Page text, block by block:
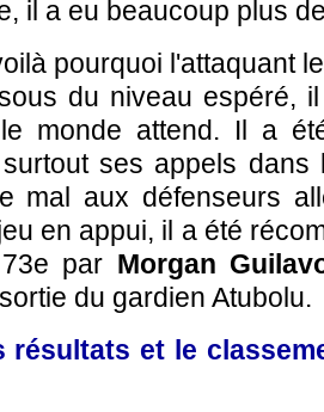
il a eu beaucoup plus
pourquoi l'attaquant
du niveau espéré,
monde attend. Il a
ses appels dans
mal aux défenseurs
en appui, il a été
par Morgan
du gardien Atubolu.
résultats et le